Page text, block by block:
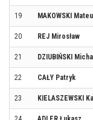
19 MAKOWSKI
20 REJ Mirosław
21 DZIUBIŃSKI
22 CAŁY Patryk
23 KIELASZEWSKI